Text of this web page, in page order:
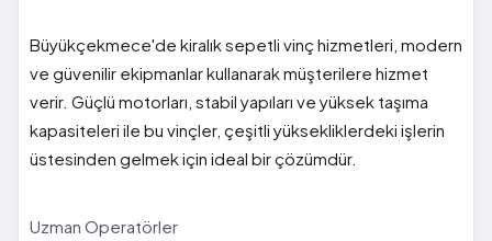
Büyükçekmece'de kiralık sepetli vinç hizmetleri, modern
ve güvenilir ekipmanlar kullanarak müşterilere hizmet
verir. Güçlü motorları, stabil yapıları ve yüksek taşıma
kapasiteleri ile bu vinçler, çeşitli yüksekliklerdeki işlerin
üstesinden gelmek için ideal bir çözümdür.
Uzman Operatörler